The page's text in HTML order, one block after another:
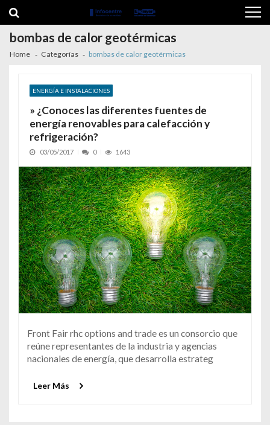
bombas de calor geotérmicas
Home Categorías bombas de calor geotérmicas
ENERGÍA E INSTALACIONES
» ¿Conoces las diferentes fuentes de
energía renovables para calefacción y
refrigeración?
03/05/2017 0 1643
Front Fair rhc options and trade es un consorcio que
reúne representantes de la industria y agencias
nacionales de energía, que desarrolla estrateg
Leer Más